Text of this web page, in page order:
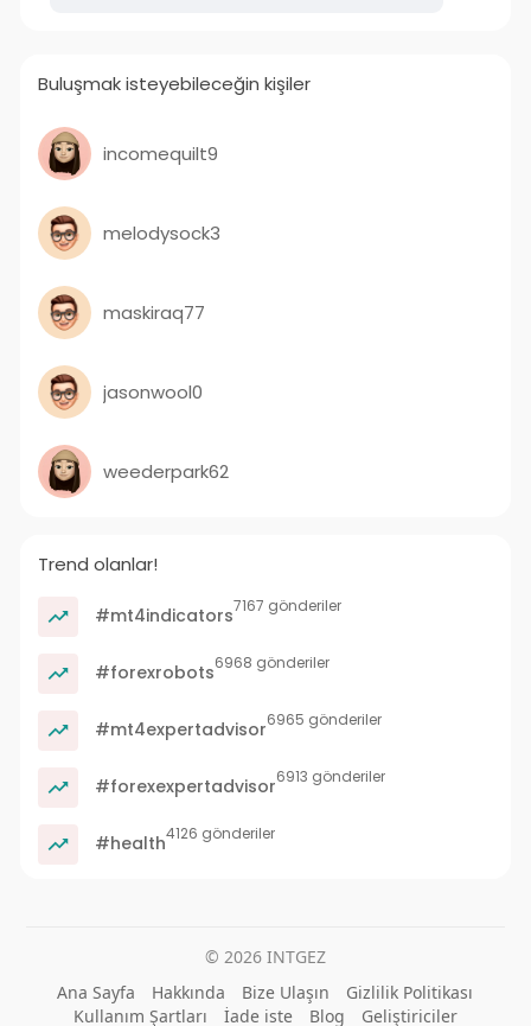
Buluşmak isteyebileceğin kişiler
incomequilt9
melodysock3
maskiraq77
jasonwool0
weederpark62
Trend olanlar!
#mt4indicators7167 gönderiler
#forexrobots6968 gönderiler
#mt4expertadvisor6965 gönderiler
#forexexpertadvisor6913 gönderiler
#health4126 gönderiler
© 2026 INTGEZ
Ana Sayfa
Hakkında Bize Ulaşın
Gizlilik Politikası
Kullanım Şartları
İade iste Blog Geliştiriciler